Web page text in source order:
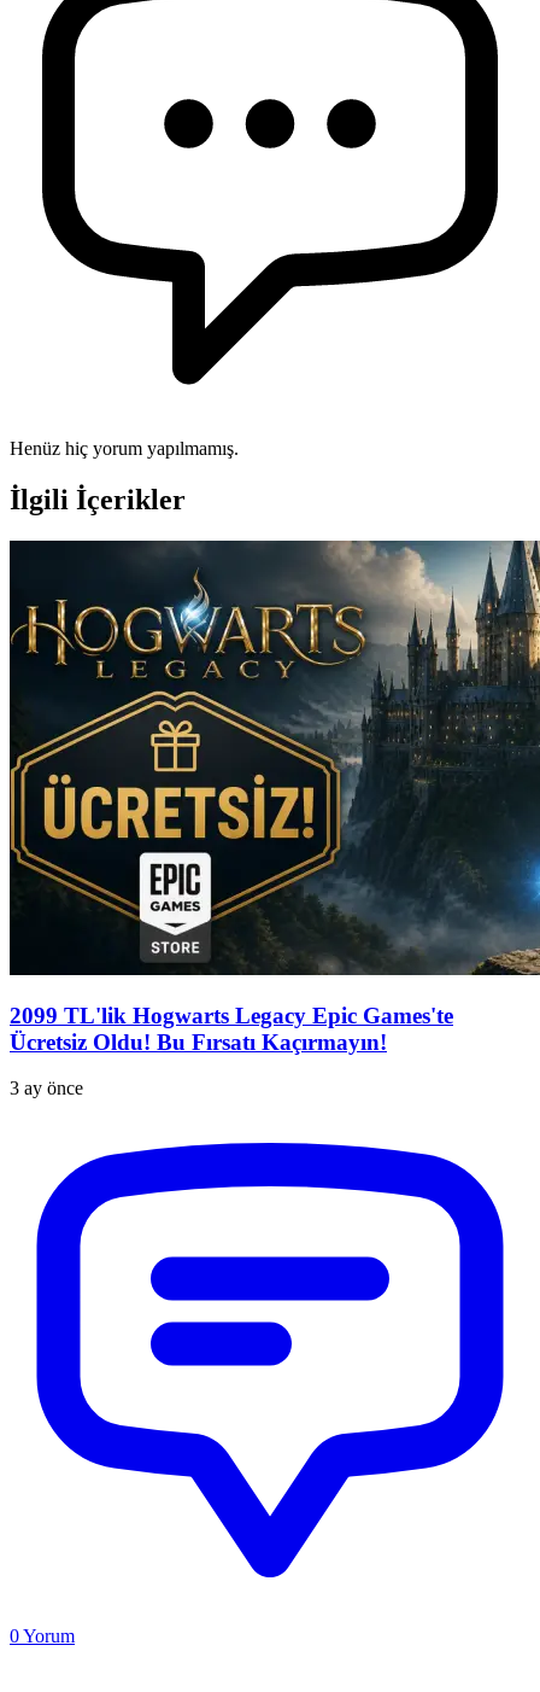
Henüz hiç yorum yapılmamış.
İlgili İçerikler
2099 TL'lik Hogwarts Legacy Epic Games'te
Ücretsiz Oldu! Bu Fırsatı Kaçırmayın!
3 ay önce
0Yorum